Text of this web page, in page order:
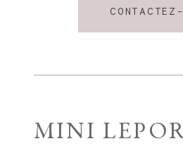
MINI